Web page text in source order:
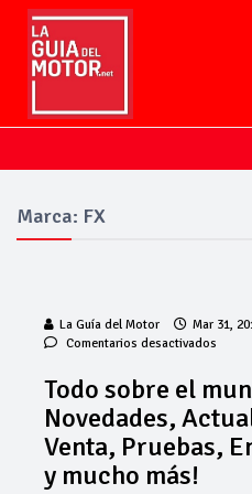
Marca: FX
La Guía del Motor Mar 31,
Comentarios desactivados
el
mundo
del
motor,
Todo sobre el
Novedades,
Venta, Pruebas,
y mucho más!